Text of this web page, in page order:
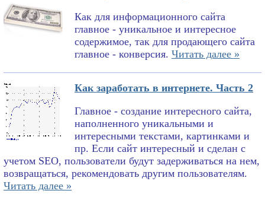
Как для информационного сайта
главное - уникальное и интересное
содержимое, так для продающего сайта
главное - конверсия. Читать далее »
Как заработать в интернете. Часть 2
Главное - создание интересного сайта,
наполненного уникальными и
интересными текстами, картинками и
пр. Если сайт интересный и сделан с
учетом SEO, пользователи будут задерживаться на нем,
возвращаться, рекомендовать другим пользователям.
Читать далее »